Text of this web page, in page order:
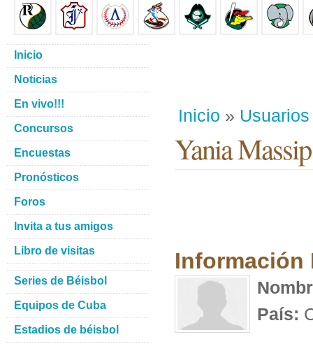
Inicio » Usuarios
Yania
Información
País:
Inicio
Noticias
En vivo!!!
Concursos
Encuestas
Pronósticos
Foros
Invita a tus amigos
Libro de visitas
Series de Béisbol
Equipos de Cuba
Estadios de béisbol